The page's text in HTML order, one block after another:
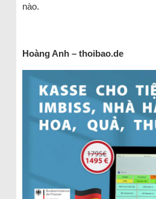
nào.
Hoàng Anh – thoibao.de